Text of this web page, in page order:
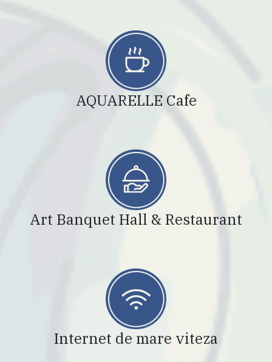
AQUARELLE Cafe
Art Banquet Hall & Restaurant
Internet de mare viteza